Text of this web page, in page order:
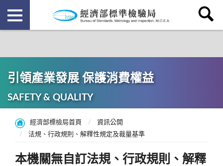
引領產業發展 保護消費權益
SAFETY & QUALITY
經濟部標檢局首頁
資訊公開
法規、行政規則、解釋性規定及裁量基準
本機關無自訂法規、行政規則、解釋